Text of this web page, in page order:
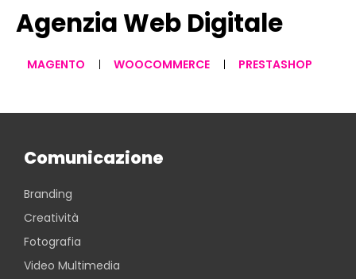
Agenzia Web Digitale
MAGENTO WOOCOMMERCE PRESTASHOP
Comunicazione
Branding
Creatività
Fotografia
Video Multimedia